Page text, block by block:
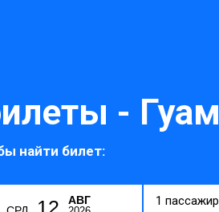
- Гуам
найти билет:
12 АВГ
1 пассажир